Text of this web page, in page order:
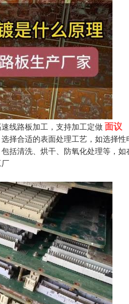
线路板加工，支持加工定做面议
择合适的表面处理工艺，如选择
括清洗、烘干、防氧化处理等，